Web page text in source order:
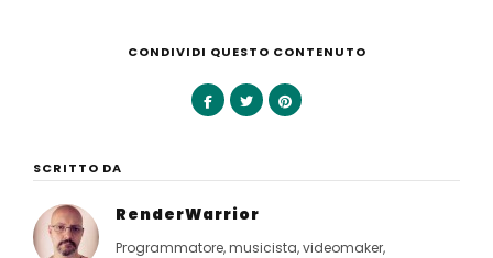
CONDIVIDI QUESTO CONTENUTO
SCRITTO DA
RenderWarrior
Programmatore, musicista, videomaker,